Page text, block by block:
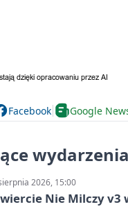
Facebook Google
wydarzenia
2026, 15:00
Nie Milczy v3